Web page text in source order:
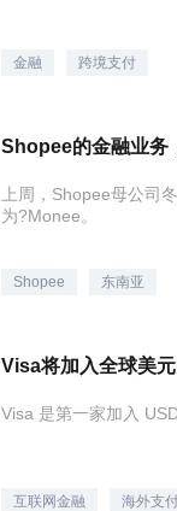
金融 跨境支付
Shopee的金融业务
上周，Shopee母公司
为?Monee。
Shopee 东南亚
Visa将加入全球美
Visa 是第一家加入
互联网金融 海外支